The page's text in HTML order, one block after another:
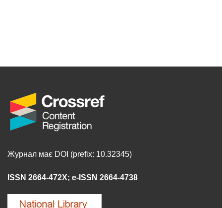
Журнал має DOI (prefix: 10.32345)
ISSN 2664-472X; e-ISSN 2664-4738